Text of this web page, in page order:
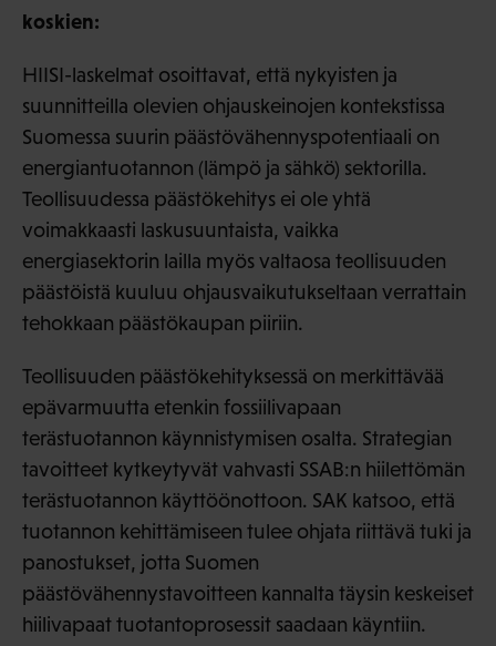
koskien:
HIISI-laskelmat osoittavat, että nykyisten ja
suunnitteilla olevien ohjauskeinojen kontekstissa
Suomessa suurin päästövähennyspotentiaali on
energiantuotannon (lämpö ja sähkö) sektorilla.
Teollisuudessa päästökehitys ei ole yhtä
voimakkaasti laskusuuntaista, vaikka
energiasektorin lailla myös valtaosa teollisuuden
päästöistä kuuluu ohjausvaikutukseltaan verrattain
tehokkaan päästökaupan piiriin.
Teollisuuden päästökehityksessä on merkittävää
epävarmuutta etenkin fossiilivapaan
terästuotannon käynnistymisen osalta. Strategian
tavoitteet kytkeytyvät vahvasti SSAB:n hiilettömän
terästuotannon käyttöönottoon. SAK katsoo, että
tuotannon kehittämiseen tulee ohjata riittävä tuki ja
panostukset, jotta Suomen
päästövähennystavoitteen kannalta täysin keskeiset
hiilivapaat tuotantoprosessit saadaan käyntiin.